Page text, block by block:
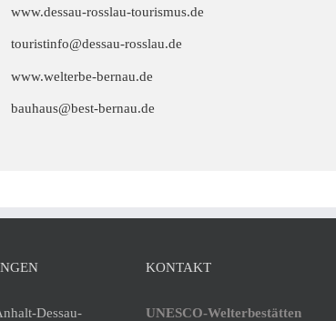
www.dessau-rosslau-tourismus.de
touristinfo@dessau-rosslau.de
www.welterbe-bernau.de
bauhaus@best-bernau.de
Dessau-
KONTAKT
UNESCO-Welterbestätten